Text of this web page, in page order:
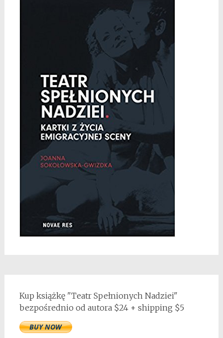
Kup książkę "Teatr Spełnionych Nadziei"
bezpośrednio od autora $24 + shipping $5